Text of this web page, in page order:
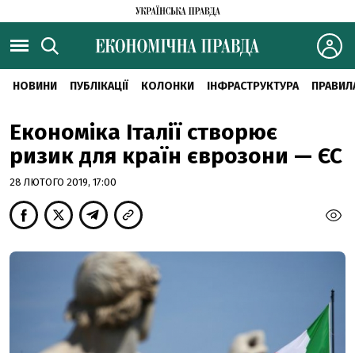
НОВИНИ ПУБЛІКАЦІЇ КОЛОНКИ ІНФРАСТРУКТУРА
Економіка Італії створює
ризик для країн єврозони — ЄС
28 ЛЮТОГО 2019, 17:00